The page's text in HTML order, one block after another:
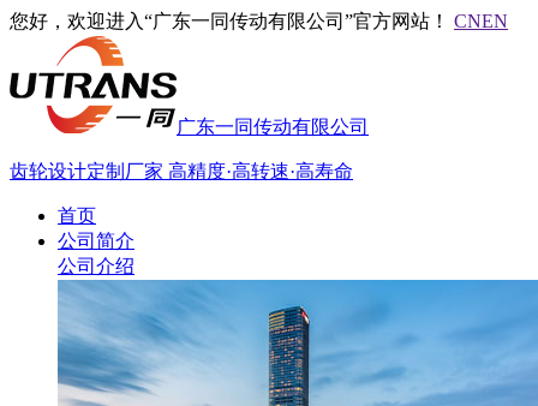
您好，欢迎进入“广东一同传动有限公司”官方网站！ CNEN
广东一同传动有限公司
齿轮设计定制厂家 高精度·高转速·高寿命
首页
公司简介
公司介绍